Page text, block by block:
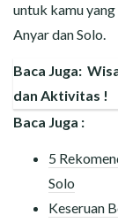
untuk kamu
Anyar dan Solo.
Baca Juga:
dan Aktivitas !
Baca Juga :
5
Solo
Keseruan